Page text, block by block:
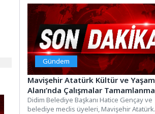
Gündem
Mavişehir Atatürk Kültür ve Yaşam
Alanı’nda Çalışmalar Tamamlanma
Aşamasına Geldi
Didim Belediye Başkanı Hatice Gençay ve
belediye meclis üyeleri, Mavişehir Atatürk